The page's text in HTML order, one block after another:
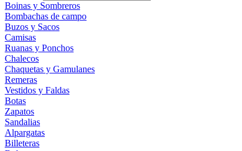
Boinas y Sombreros
Bombachas de campo
Buzos y Sacos
Camisas
Ruanas y Ponchos
Chalecos
Chaquetas y Gamulanes
Remeras
Vestidos y Faldas
Botas
Zapatos
Sandalias
Alpargatas
Billeteras